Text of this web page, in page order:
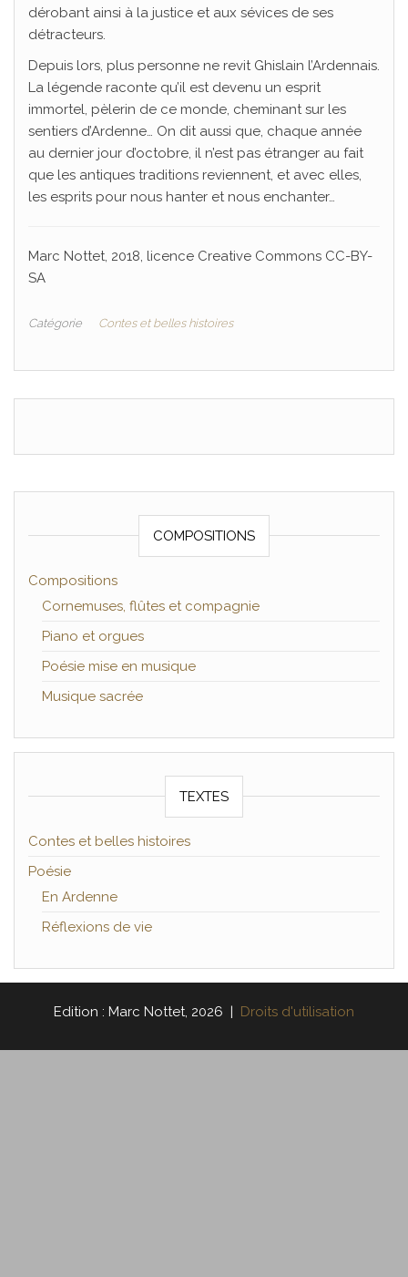
dérobant ainsi à la justice et aux sévices de ses
détracteurs.
Depuis lors, plus personne ne revit Ghislain l’Ardennais.
La légende raconte qu’il est devenu un esprit
immortel, pèlerin de ce monde, cheminant sur les
sentiers d’Ardenne… On dit aussi que, chaque année
au dernier jour d’octobre, il n’est pas étranger au fait
que les antiques traditions reviennent, et avec elles,
les esprits pour nous hanter et nous enchanter…
Marc Nottet, 2018, licence Creative Commons CC-BY-
SA
Catégorie Contes et belles histoires
COMPOSITIONS
Compositions
Cornemuses, flûtes et compagnie
Piano et orgues
Poésie mise en musique
Musique sacrée
TEXTES
Contes et belles histoires
Poésie
En Ardenne
Réflexions de vie
Edition : Marc Nottet, 2026 | Droits d'utilisation